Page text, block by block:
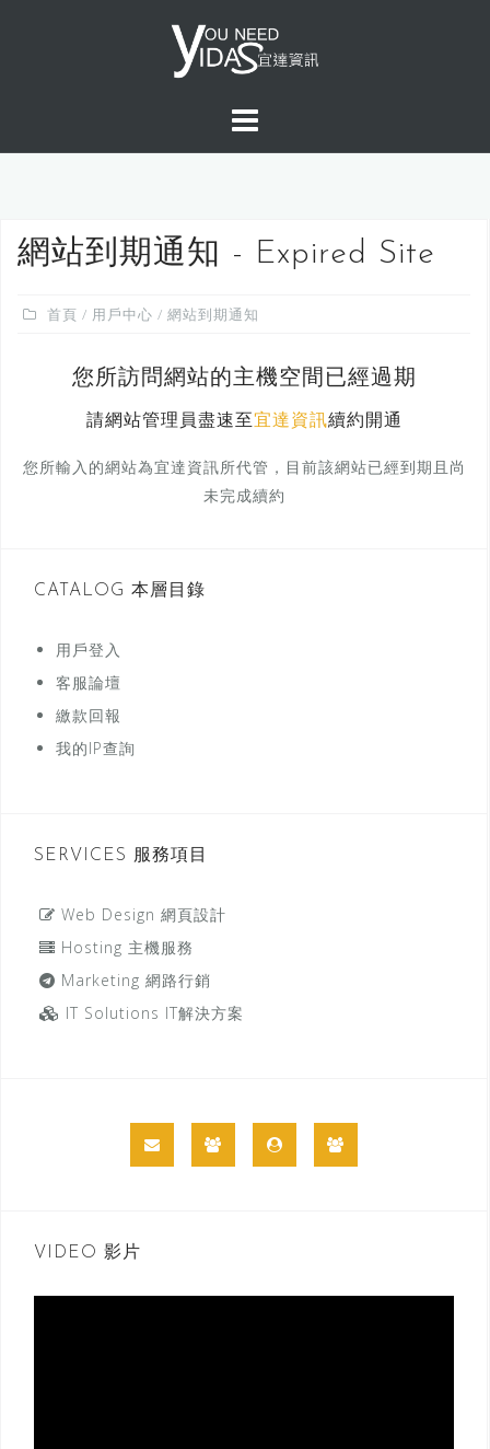
o
網站到期通知 - Expired Site
首頁 / 用戶中心 / 網站到期通知
您所訪問網站的主機空間已經過期
請網站管理員盡速至宜達資訊續約開通
您所輸入的網站為宜達資訊所代管，目前該網站已經到期且尚
未完成續約
CATALOG 本層目錄
用戶登入
客服論壇
繳款回報
我的IP查詢
SERVICES 服務項目
Web Design 網頁設計
Hosting 主機服務
Marketing 網路行銷
IT Solutions IT解決方案
VIDEO 影片